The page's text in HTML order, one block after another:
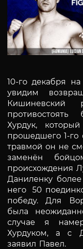
10-го декабря
увидим
Хурдук,
прошедшего 1-го
травмой он не
заменён
происхождения
Даниленку
него 50
победу. Для
была
случае я
Хурдуком, а с
заявил Павел.